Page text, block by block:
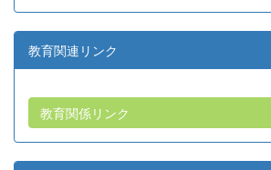
教育関連リンク
教育関係リンク